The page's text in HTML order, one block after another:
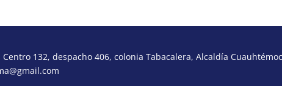
132, despacho 406, colonia Tabacalera, Alcaldía